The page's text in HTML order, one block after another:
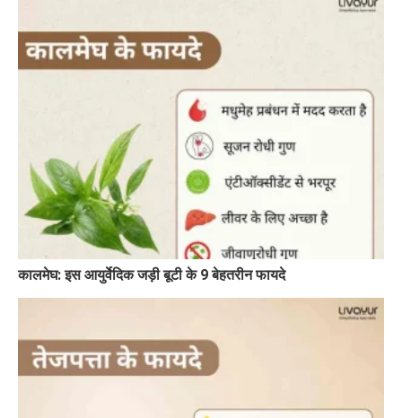
कालमेघ: इस आयुर्वेदिक जड़ी बूटी के 9 बेहतरीन फायदे